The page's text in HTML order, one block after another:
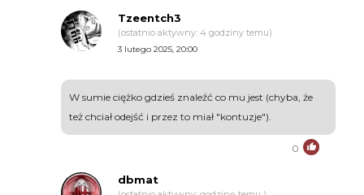
Tzeentch3
(ostatnio aktywny: 4 godziny temu)
3 lutego 2025, 20:00
W sumie ciężko gdzieś znaleźć co mu jest (chyba, że
też chciał odejść i przez to miał "kontuzje").
0
dbmat